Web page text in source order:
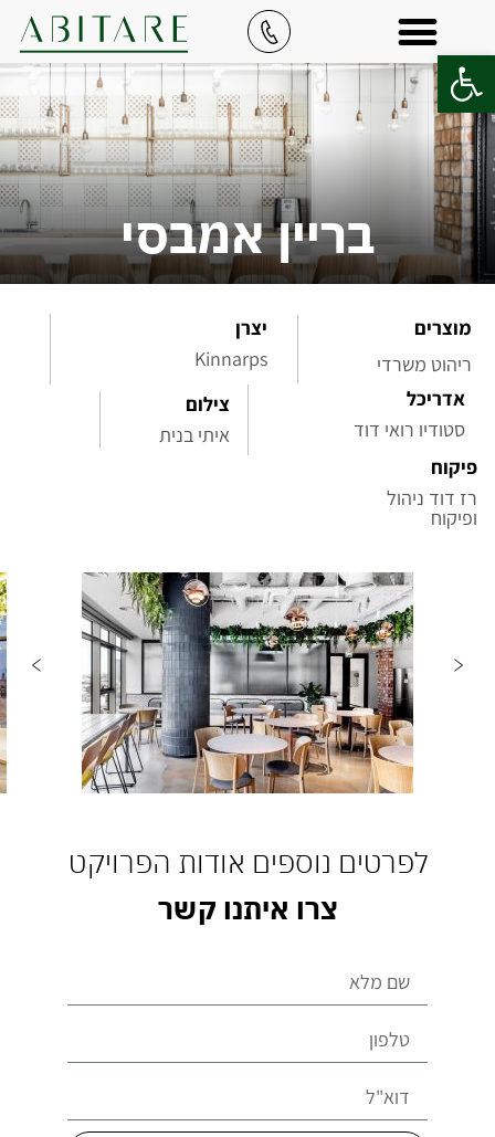
פתח סרגל נגישות
בריין אמבסי
מוצרים
ריהוט משרדי
יצרן
Kinnarps
אדריכל
סטודיו רואי דוד
צילום
איתי בנית
פיקוח
רז דוד ניהול
ופיקוח
לפרטים נוספים אודות הפרויקט
צרו איתנו קשר